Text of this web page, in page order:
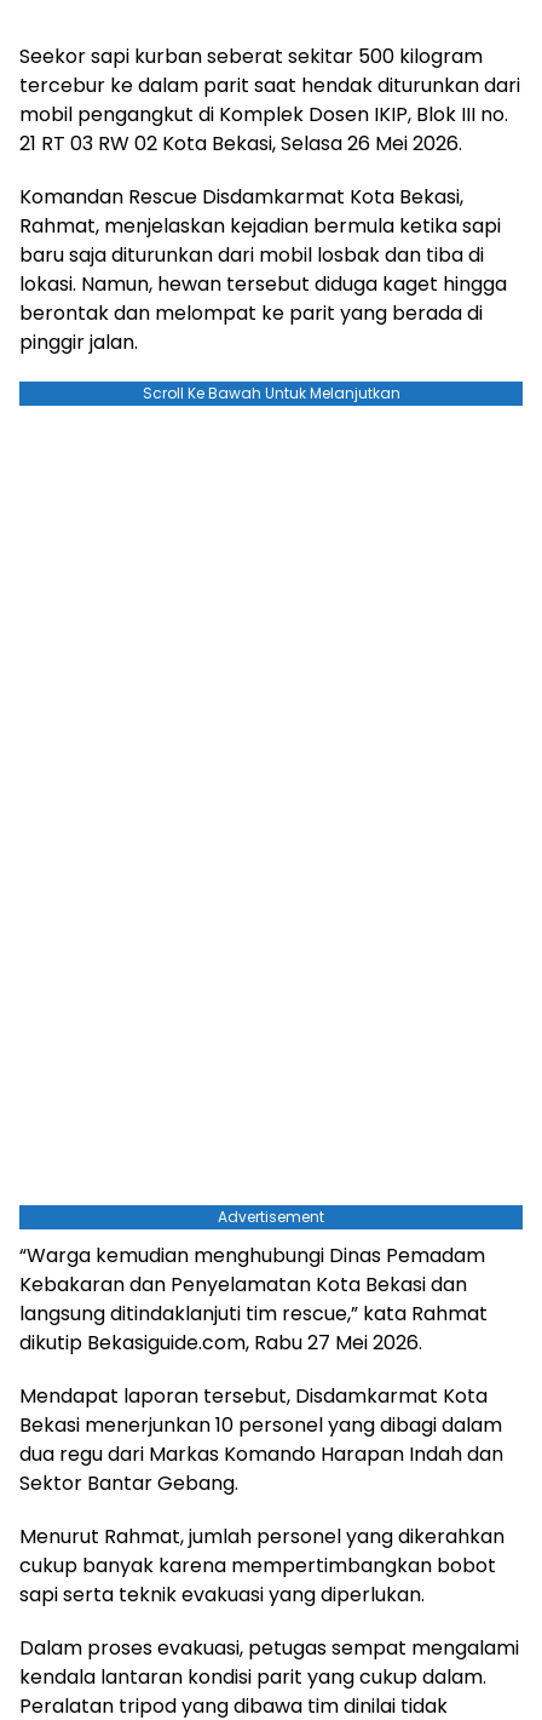
Seekor sapi kurban seberat sekitar 500 kilogram
tercebur ke dalam parit saat hendak diturunkan dari
mobil pengangkut di Komplek Dosen IKIP, Blok III no.
21 RT 03 RW 02 Kota Bekasi, Selasa 26 Mei 2026.
Komandan Rescue Disdamkarmat Kota Bekasi,
Rahmat, menjelaskan kejadian bermula ketika sapi
baru saja diturunkan dari mobil losbak dan tiba di
lokasi. Namun, hewan tersebut diduga kaget hingga
berontak dan melompat ke parit yang berada di
pinggir jalan.
Scroll Ke Bawah Untuk Melanjutkan
Advertisement
“Warga kemudian menghubungi Dinas Pemadam
Kebakaran dan Penyelamatan Kota Bekasi dan
langsung ditindaklanjuti tim rescue,” kata Rahmat
dikutip Bekasiguide.com, Rabu 27 Mei 2026.
Mendapat laporan tersebut, Disdamkarmat Kota
Bekasi menerjunkan 10 personel yang dibagi dalam
dua regu dari Markas Komando Harapan Indah dan
Sektor Bantar Gebang.
Menurut Rahmat, jumlah personel yang dikerahkan
cukup banyak karena mempertimbangkan bobot
sapi serta teknik evakuasi yang diperlukan.
Dalam proses evakuasi, petugas sempat mengalami
kendala lantaran kondisi parit yang cukup dalam.
Peralatan tripod yang dibawa tim dinilai tidak